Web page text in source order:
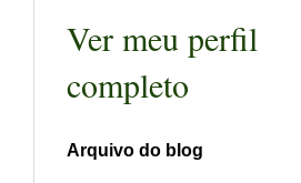
Ver meu perfil
completo
Arquivo do blog